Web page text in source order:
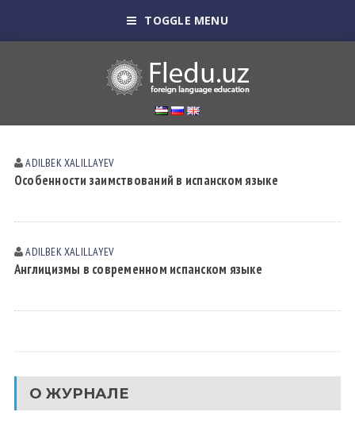
TOGGLE MENU
ADILBEK XALILLAYEV
Особенности заимствований в испанском языке
ADILBEK XALILLAYEV
Англицизмы в современном испанском языке
О ЖУРНАЛЕ